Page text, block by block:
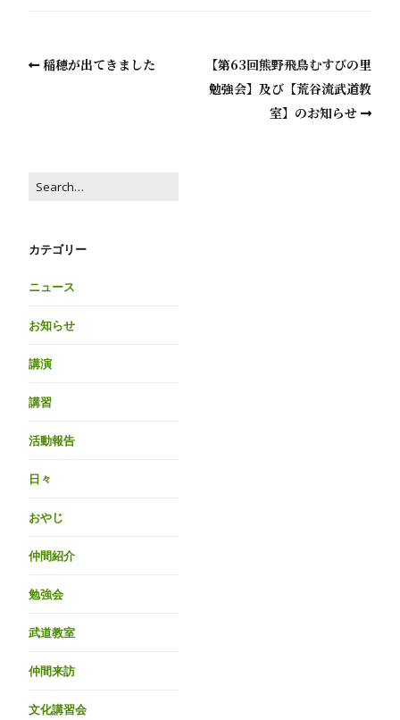
稲穂が出てきました
【第63回熊野飛鳥むすびの里
勉強会】及び【荒谷流武道教
室】のお知らせ
カテゴリー
ニュース
お知らせ
講演
講習
活動報告
日々
おやじ
仲間紹介
勉強会
武道教室
仲間来訪
文化講習会